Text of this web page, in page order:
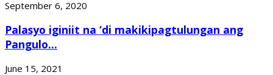
September 6, 2020
Palasyo iginiit na ‘di makikipagtulungan ang
Pangulo...
June 15, 2021